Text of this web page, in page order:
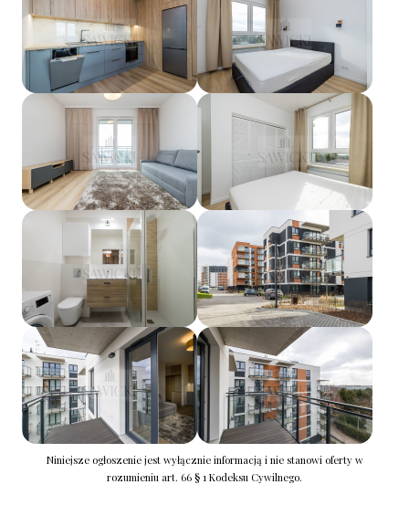
Niniejsze ogłoszenie jest wyłącznie informacją i nie stanowi oferty w
rozumieniu art. 66 § 1 Kodeksu Cywilnego.